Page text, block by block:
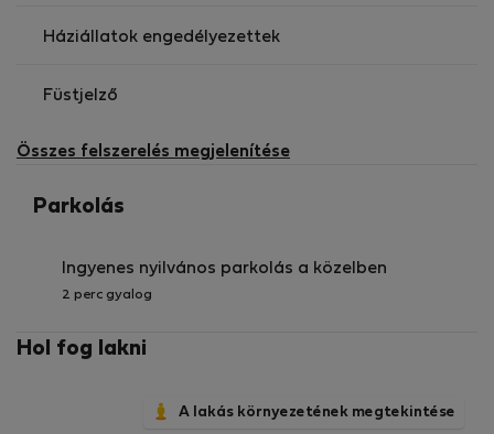
Háziállatok engedélyezettek
Füstjelző
Összes felszerelés megjelenítése
Parkolás
Ingyenes nyilvános parkolás a közelben
2 perc gyalog
Hol fog lakni
A lakás környezetének megtekintése